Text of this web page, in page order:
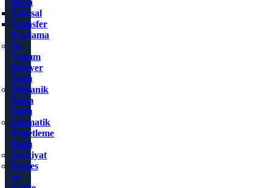
Boya
Eloksal
Transfer
Kaplama
Isı
Yalıtım
Bariyer
Hattı
Mekanik
İşlem
Hattı
Otomatik
Paketleme
Hattı
Sevkiyat
Proses
ve